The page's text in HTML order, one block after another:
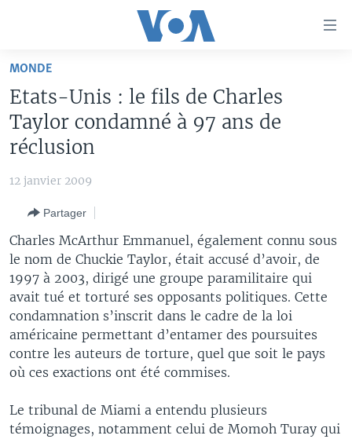
Retour
navigation
principale
Retour
recherche
AFRIQUE
ÉTATS-UNIS
LE MONDE AUJOURD'HUI
FOCUS SAHEL
REPORTAGES
VOUS + NOUS
CARNET DE SANTÉ
RADIO
LE MONDE AU FÉMININ
L'AMÉRIQUE ET VOUS
DIALOGUE DES RELIGIONS
RM SHOW
LINGALA
SANGO
Apprenez L'anglais
SUIVEZ-NOUS
Langues
MONDE
Etats-Unis : le fils de Charles
Taylor condamné à 97 ans de
réclusion
12 janvier 2009
Partager
Charles McArthur Emmanuel, également connu sous
le nom de Chuckie Taylor, était accusé d’avoir, de
1997 à 2003, dirigé une groupe paramilitaire qui
avait tué et torturé ses opposants politiques. Cette
condamnation s’inscrit dans le cadre de la loi
américaine permettant d’entamer des poursuites
contre les auteurs de torture, quel que soit le pays
où ces exactions ont été commises.
Le tribunal de Miami a entendu plusieurs
témoignages, notamment celui de Momoh Turay qui